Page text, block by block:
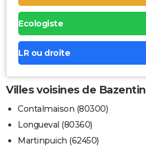
Ecologiste
LR ou droite
Villes voisines de Bazentin
Contalmaison (80300)
Longueval (80360)
Martinpuich (62450)